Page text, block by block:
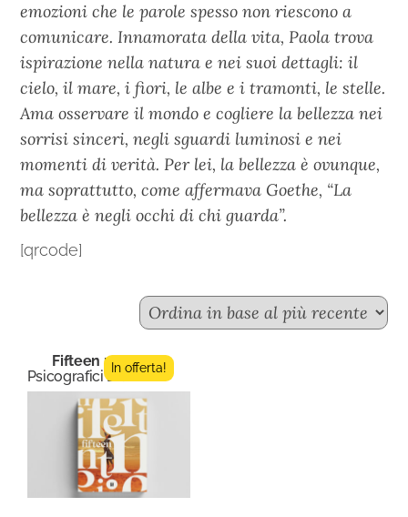
emozioni che le parole spesso non riescono a
comunicare. Innamorata della vita, Paola trova
ispirazione nella natura e nei suoi dettagli: il
cielo, il mare, i fiori, le albe e i tramonti, le stelle.
Ama osservare il mondo e cogliere la bellezza nei
sorrisi sinceri, negli sguardi luminosi e nei
momenti di verità. Per lei, la bellezza è ovunque,
ma soprattutto, come affermava Goethe, “La
bellezza è negli occhi di chi guarda”.
[qrcode]
Fifteen n.11
Psicografici Editore
In offerta!